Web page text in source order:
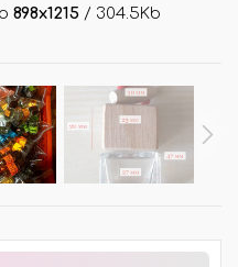
898x1215 / 304.5Kb